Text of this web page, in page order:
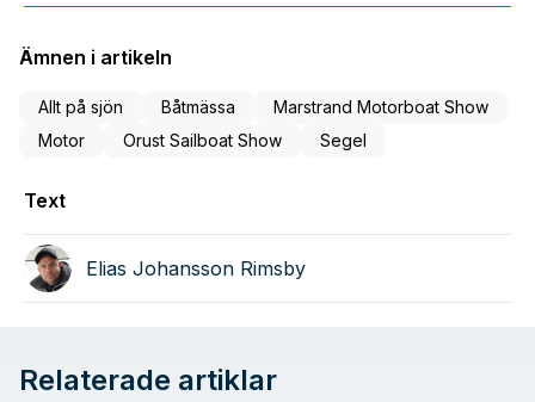
Ämnen i artikeln
Allt på sjön Båtmässa
Marstrand Motorboat Show
Motor
Orust Sailboat Show Segel
Text
Elias Johansson Rimsby
Relaterade artiklar